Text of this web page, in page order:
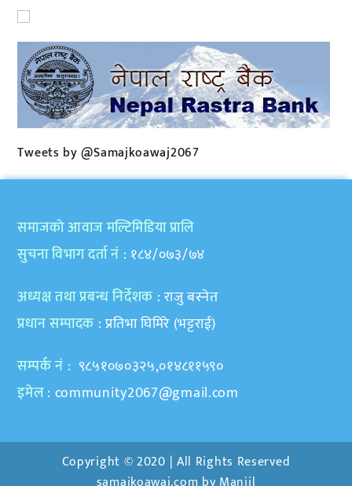
Tweets by @Samajkoawaj2067
समाजकाे आवाज मल्टिमिडिया प्रालि
सुचना विभाग दर्ता नं : १८४/०७३/७४
अध्यक्ष तथा प्रबन्ध निर्देशक : राजु बस्नेत
प्रधान सम्पादक : प्रतिभा घिमिरे (भट्टराई)
सम्पर्क नं : ९८५१०७०३२५,०१४८११५९०
इमेल: community2067@gmail.com
Copyright © 2020 | All Rights Reserved